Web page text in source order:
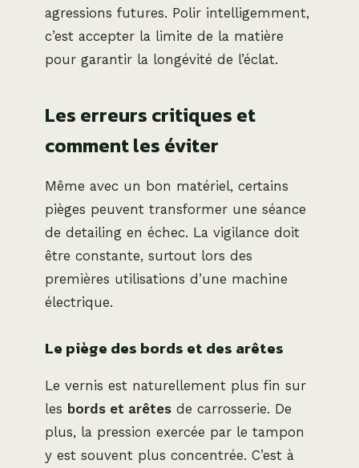
agressions futures. Polir intelligemment,
c’est accepter la limite de la matière
pour garantir la longévité de l’éclat.
Les erreurs critiques et
comment les éviter
Même avec un bon matériel, certains
pièges peuvent transformer une séance
de detailing en échec. La vigilance doit
être constante, surtout lors des
premières utilisations d’une machine
électrique.
Le piège des bords et des arêtes
Le vernis est naturellement plus fin sur
les bords et arêtes de carrosserie. De
plus, la pression exercée par le tampon
y est souvent plus concentrée. C’est à